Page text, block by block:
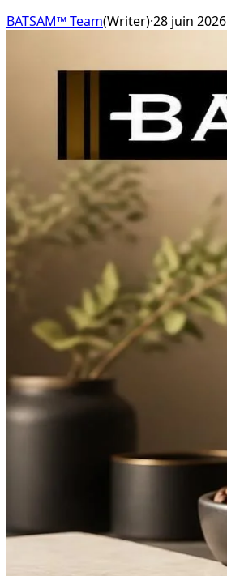
BATSAM™ Team(Writer)·28 juin 2026